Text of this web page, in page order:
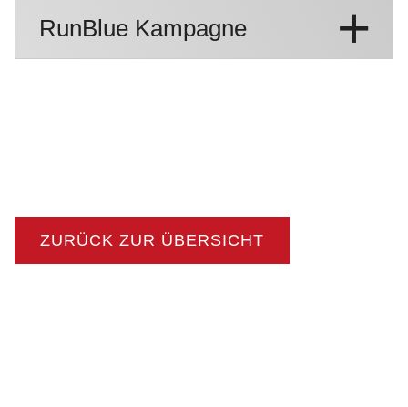
RunBlue Kampagne
ZURÜCK ZUR ÜBERSICHT